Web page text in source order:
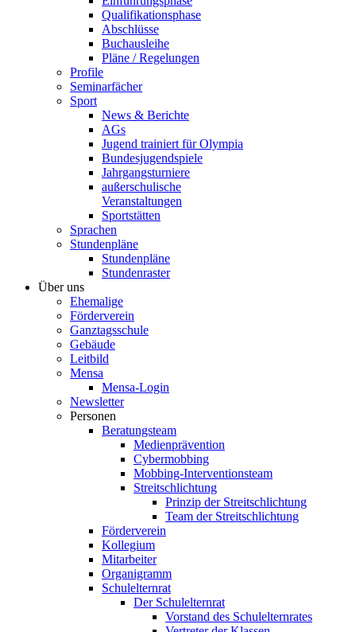
Qualifikationsphase
Abschlüsse
Buchausleihe
Pläne / Regelungen
Profile
Seminarfächer
Sport
News & Berichte
AGs
Jugend trainiert für Olympia
Bundesjugendspiele
Jahrgangsturniere
außerschulische
Veranstaltungen
Sportstätten
Sprachen
Stundenpläne
Stundenpläne
Stundenraster
Über uns
Ehemalige
Förderverein
Ganztagsschule
Gebäude
Leitbild
Mensa
Mensa-Login
Newsletter
Personen
Beratungsteam
Medienprävention
Cybermobbing
Mobbing-Interventionsteam
Streitschlichtung
Prinzip der Streitschlichtung
Team der Streitschlichtung
Förderverein
Kollegium
Mitarbeiter
Organigramm
Schulelternrat
Der Schulelternrat
Vorstand des Schulelternrates